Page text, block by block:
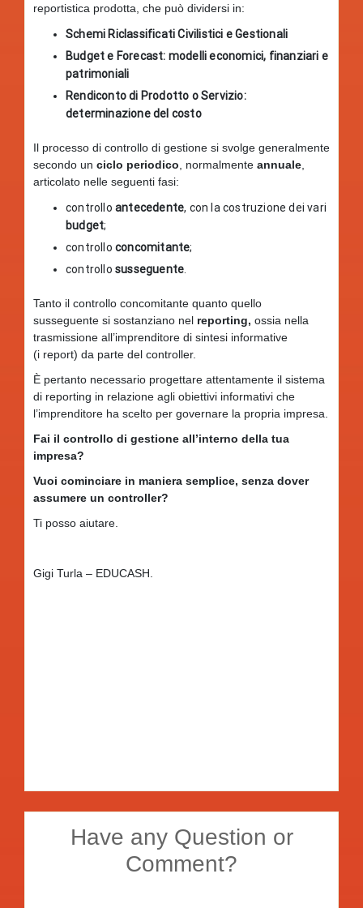
reportistica prodotta, che può dividersi in:
Schemi Riclassificati Civilistici e Gestionali
Budget e Forecast: modelli economici, finanziari e
patrimoniali
Rendiconto di Prodotto o Servizio:
determinazione del costo
Il processo di controllo di gestione si svolge generalmente
secondo un ciclo periodico , normalmente annuale
articolato nelle seguenti fasi:
controllo antecedente, con la costruzione dei vari
budget;
controllo concomitante;
controllo susseguente
Tanto il controllo concomitante quanto quello
susseguente si sostanziano nel reporting, ossia nella
trasmissione all’imprenditore di sintesi informative
(i report) da parte del controller.
È pertanto necessario progettare attentamente il sistema
di reporting in relazione agli obiettivi informativi che
l’imprenditore ha scelto per governare la propria impresa.
Fai il controllo di gestione all’interno della tua
impresa?
Vuoi cominciare in maniera semplice, senza dover
assumere un controller?
Ti posso aiutare.
Gigi Turla – EDUCASH.
Have any Question or
Comment?